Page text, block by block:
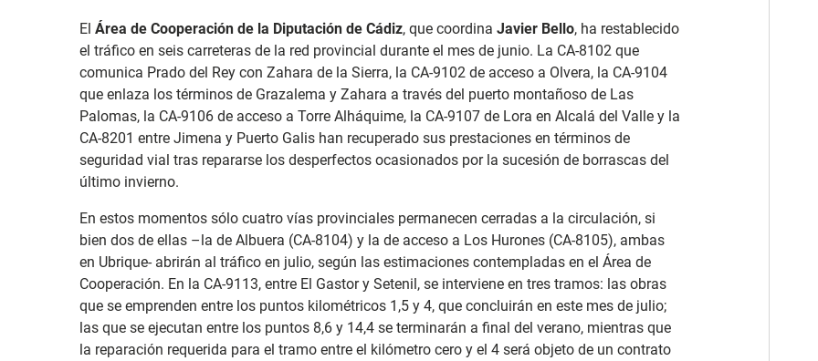
El Área de Cooperación de la Diputación de Cádiz, que coordina Javier Bello, ha restablecido
el tráfico en seis carreteras de la red provincial durante el mes de junio. La CA-8102 que
comunica Prado del Rey con Zahara de la Sierra, la CA-9102 de acceso a Olvera, la CA-9104
que enlaza los términos de Grazalema y Zahara a través del puerto montañoso de Las
Palomas, la CA-9106 de acceso a Torre Alháquime, la CA-9107 de Lora en Alcalá del Valle y la
CA-8201 entre Jimena y Puerto Galis han recuperado sus prestaciones en términos de
seguridad vial tras repararse los desperfectos ocasionados por la sucesión de borrascas del
último invierno.
En estos momentos sólo cuatro vías provinciales permanecen cerradas a la circulación, si
bien dos de ellas –la de Albuera (CA-8104) y la de acceso a Los Hurones (CA-8105), ambas
en Ubrique- abrirán al tráfico en julio, según las estimaciones contempladas en el Área de
Cooperación. En la CA-9113, entre El Gastor y Setenil, se interviene en tres tramos: las obras
que se emprenden entre los puntos kilométricos 1,5 y 4, que concluirán en este mes de julio;
las que se ejecutan entre los puntos 8,6 y 14,4 se terminarán a final del verano, mientras que
la reparación requerida para el tramo entre el kilómetro cero y el 4 será objeto de un contrato